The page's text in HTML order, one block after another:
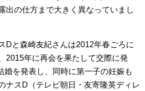
出の仕方まで大きく異なっていまし
Dと森崎友紀さんは2012年春ごろに
2015年に再会を果たして交際に発
婚を発表し、同時に第一子の妊娠も
ナスD（テレビ朝日・友寄隆英ディレ